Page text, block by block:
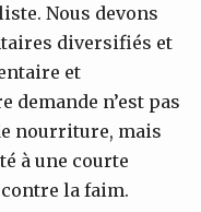
Nous devons
diversifiés et
et
demande n’est pas
nourriture, mais
à une courte
la faim.